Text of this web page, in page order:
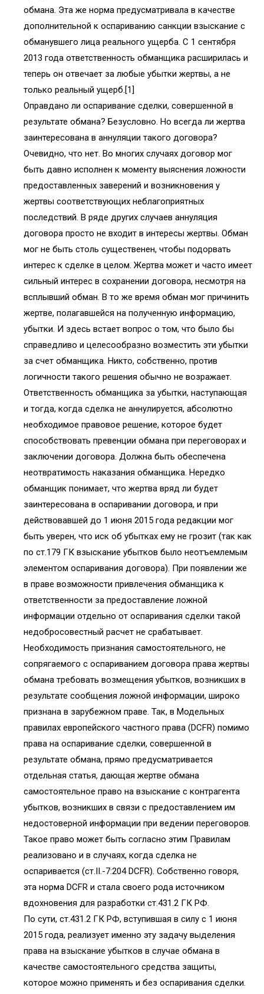
обмана. Эта же норма предусматривала в качестве
дополнительной к оспариванию санкции взыскание с
обманувшего лица реального ущерба. С 1 сентября
2013 года ответственность обманщика расширилась и
теперь он отвечает за любые убытки жертвы, а не
только реальный ущерб.[1]
Оправдано ли оспаривание сделки, совершенной в
результате обмана? Безусловно. Но всегда ли жертва
заинтересована в аннуляции такого договора?
Очевидно, что нет. Во многих случаях договор мог
быть давно исполнен к моменту выяснения ложности
предоставленных заверений и возникновения у
жертвы соответствующих неблагоприятных
последствий. В ряде других случаев аннуляция
договора просто не входит в интересы жертвы. Обман
мог не быть столь существенен, чтобы подорвать
интерес к сделке в целом. Жертва может и часто имеет
сильный интерес в сохранении договора, несмотря на
всплывший обман. В то же время обман мог причинить
жертве, полагавшейся на полученную информацию,
убытки. И здесь встает вопрос о том, что было бы
справедливо и целесообразно возместить эти убытки
за счет обманщика. Никто, собственно, против
логичности такого решения обычно не возражает.
Ответственность обманщика за убытки, наступающая
и тогда, когда сделка не аннулируется, абсолютно
необходимое правовое решение, которое будет
способствовать превенции обмана при переговорах и
заключении договора. Должна быть обеспечена
неотвратимость наказания обманщика. Нередко
обманщик понимает, что жертва вряд ли будет
заинтересована в оспаривании договора, и при
действовавшей до 1 июня 2015 года редакции мог
быть уверен, что иск об убытках ему не грозит (так как
по ст.179 ГК взыскание убытков было неотъемлемым
элементом оспаривания договора). При появлении же
в праве возможности привлечения обманщика к
ответственности за предоставление ложной
информации отдельно от оспаривания сделки такой
недобросовестный расчет не срабатывает.
Необходимость признания самостоятельного, не
сопрягаемого с оспариванием договора права жертвы
обмана требовать возмещения убытков, возникших в
результате сообщения ложной информации, широко
признана в зарубежном праве. Так, в Модельных
правилах европейского частного права (DCFR) помимо
права на оспаривание сделки, совершенной в
результате обмана, прямо предусматривается
отдельная статья, дающая жертве обмана
самостоятельное право на взыскание с контрагента
убытков, возникших в связи с предоставлением им
недостоверной информации при ведении переговоров.
Такое право может быть согласно этим Правилам
реализовано и в случаях, когда сделка не
оспаривается (ст.II.-7:204 DCFR). Собственно говоря,
эта норма DCFR и стала своего рода источником
вдохновения для разработки ст.431.2 ГК РФ.
По сути, ст.431.2 ГК РФ, вступившая в силу с 1 июня
2015 года, реализует именно эту задачу выделения
права на взыскание убытков в случае обмана в
качестве самостоятельного средства защиты,
которое можно применять и без оспаривания сделки.